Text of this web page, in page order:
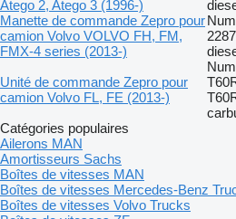
Atego 2, Atego 3 (1996-)
Manette de commande Zepro pour
camion Volvo VOLVO FH, FM,
FMX-4 series (2013-)
Unité de commande Zepro pour
camion Volvo FL, FE (2013-)
Catégories populaires
Ailerons MAN
Amortisseurs Sachs
Boîtes de vitesses MAN
Boîtes de vitesses Mercedes-Benz
Boîtes de vitesses Volvo Trucks